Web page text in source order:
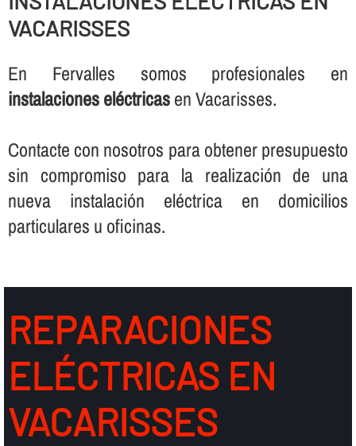
VACARISSES
En Fervalles somos profesionales en
instalaciones eléctricasen Vacarisses.
Contacte con nosotros para obtener presupuesto
sin compromiso para la realización de una
nueva instalación eléctrica en domicilios
particulares u oficinas.
REPARACIONES
ELÉCTRICAS EN
VACARISSES